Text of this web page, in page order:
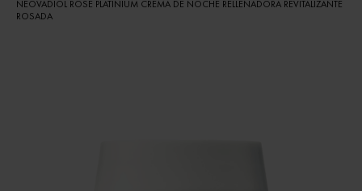
NEOVADIOL ROSE PLATINIUM CREMA DE NOCHE RELLENADORA REVITALIZANTE
ROSADA